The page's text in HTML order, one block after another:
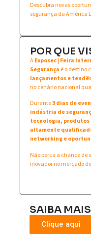
Descubra novas
segurança da América
POR QUE
AExposec | Feira
Segurança é o destino
lançamentos e
no cenário nacional
Durante3 dias de
indústria de
tecnologia, produtos
altamente
networking e
Não perca a chance de
inovador no mercado
SAIBA MAIS
Clique aqui